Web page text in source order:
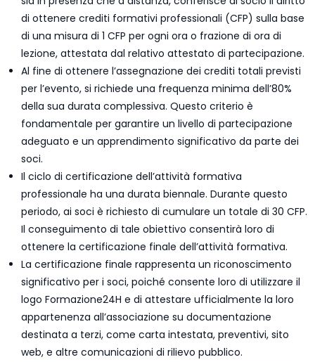
di ottenere crediti formativi professionali (CFP) sulla base
di una misura di 1 CFP per ogni ora o frazione di ora di
lezione, attestata dal relativo attestato di partecipazione.
Al fine di ottenere l’assegnazione dei crediti totali previsti
per l’evento, si richiede una frequenza minima dell’80%
della sua durata complessiva. Questo criterio è
fondamentale per garantire un livello di partecipazione
adeguato e un apprendimento significativo da parte dei
soci.
Il ciclo di certificazione dell’attività formativa
professionale ha una durata biennale. Durante questo
periodo, ai soci è richiesto di cumulare un totale di 30 CFP.
Il conseguimento di tale obiettivo consentirà loro di
ottenere la certificazione finale dell’attività formativa.
La certificazione finale rappresenta un riconoscimento
significativo per i soci, poiché consente loro di utilizzare il
logo Formazione24H e di attestare ufficialmente la loro
appartenenza all’associazione su documentazione
destinata a terzi, come carta intestata, preventivi, sito
web, e altre comunicazioni di rilievo pubblico.